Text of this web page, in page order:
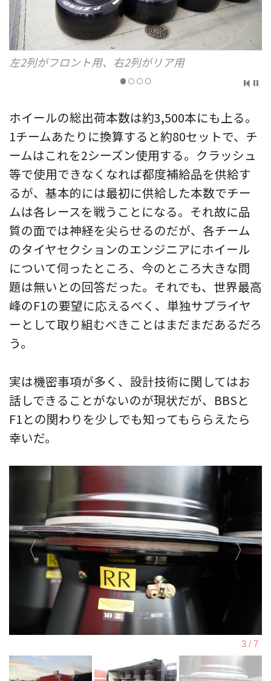
マーカーは各チームによって異なり個性が出
ホイールの総出荷本数は約3,500本にも上る。
1チームあたりに換算すると約80セットで、チ
ームはこれを2シーズン使用する。クラッシュ
等で使用できなくなれば都度補給品を供給す
るが、基本的には最初に供給した本数でチー
ムは各レースを戦うことになる。それ故に品
質の面では神経を尖らせるのだが、各チーム
のタイヤセクションのエンジニアにホイール
について伺ったところ、今のところ大きな問
題は無いとの回答だった。それでも、世界最高
峰のF1の要望に応えるべく、単独サプライヤ
ーとして取り組むべきことはまだまだあるだろ
う。
実は機密事項が多く、設計技術に関してはお
話しできることがないのが現状だが、BBSと
F1との関わりを少しでも知ってもららえたら
幸いだ。